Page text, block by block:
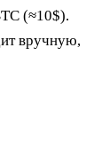
(≈10$).
вручную,